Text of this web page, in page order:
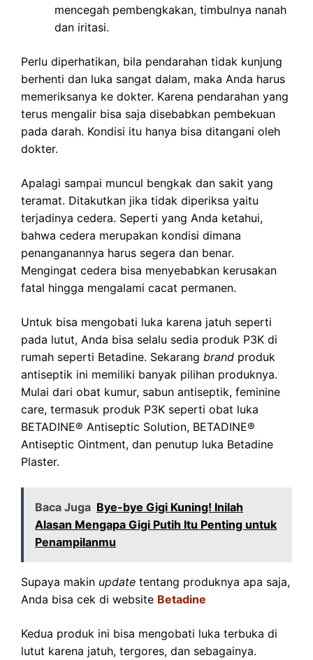
mencegah pembengkakan, timbulnya nanah
dan iritasi.
Perlu diperhatikan, bila pendarahan tidak kunjung
berhenti dan luka sangat dalam, maka Anda harus
memeriksanya ke dokter. Karena pendarahan yang
terus mengalir bisa saja disebabkan pembekuan
pada darah. Kondisi itu hanya bisa ditangani oleh
dokter.
Apalagi sampai muncul bengkak dan sakit yang
teramat. Ditakutkan jika tidak diperiksa yaitu
terjadinya cedera. Seperti yang Anda ketahui,
bahwa cedera merupakan kondisi dimana
penanganannya harus segera dan benar.
Mengingat cedera bisa menyebabkan kerusakan
fatal hingga mengalami cacat permanen.
Untuk bisa mengobati luka karena jatuh seperti
pada lutut, Anda bisa selalu sedia produk P3K di
rumah seperti Betadine. Sekarang brand produk
antiseptik ini memiliki banyak pilihan produknya.
Mulai dari obat kumur, sabun antiseptik, feminine
care, termasuk produk P3K seperti obat luka
BETADINE® Antiseptic Solution, BETADINE®
Antiseptic Ointment, dan penutup luka Betadine
Plaster.
Baca Juga Bye-bye Gigi Kuning! Inilah
Alasan Mengapa Gigi Putih Itu Penting untuk
Penampilanmu
Supaya makin update tentang produknya apa saja,
Anda bisa cek di website Betadine
Kedua produk ini bisa mengobati luka terbuka di
lutut karena jatuh, tergores, dan sebagainya.